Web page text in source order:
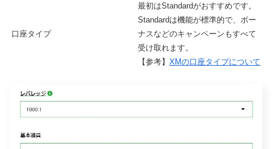
口座タイプ
最初はStandardがおすすめです。
Standardは機能が標準的で、ボー
ナスなどのキャンペーンもすべて
受け取れます。
【参考】 XMの口座タイプについて